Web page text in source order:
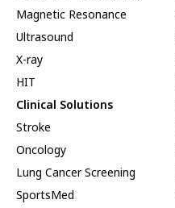
Magnetic Resonance
Ultrasound
X-ray
HIT
Clinical Solutions
Stroke
Oncology
Lung Cancer Screening
SportsMed